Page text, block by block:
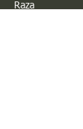
Raza